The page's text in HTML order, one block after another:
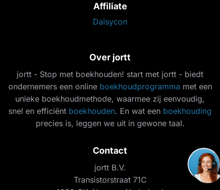
Affiliate
Daisycon
Over jortt
jortt - Stop met boekhouden! start met jortt - biedt
ondernemers een online boekhoudprogramma met een
unieke boekhoudmethode, waarmee zij eenvoudig,
snel en efficiënt boekhouden. En wat een boekhouding
precies is, leggen we uit in gewone taal.
Contact
jortt B.V.
Transistorstraat 71C